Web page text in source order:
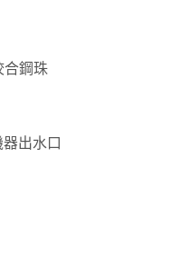
合鋼珠
出水口